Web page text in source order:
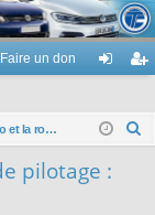
Touran
Faire un don
ne nr
L'auto et la route : droit, garantie, assurance, code, infraction, radars, points, permis, ...
pilotage :